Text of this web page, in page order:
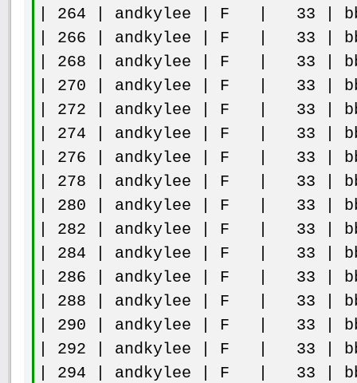
| 264 | andkylee | F | 33 |
| 266 | andkylee | F | 33 |
| 268 | andkylee | F | 33 |
| 270 | andkylee | F | 33 |
| 272 | andkylee | F | 33 |
| 274 | andkylee | F | 33 |
| 276 | andkylee | F | 33 |
| 278 | andkylee | F | 33 |
| 280 | andkylee | F | 33 |
| 282 | andkylee | F | 33 |
| 284 | andkylee | F | 33 |
| 286 | andkylee | F | 33 |
| 288 | andkylee | F | 33 |
| 290 | andkylee | F | 33 |
| 292 | andkylee | F | 33 |
| 294 | andkylee | F | 33 |